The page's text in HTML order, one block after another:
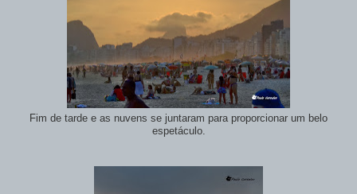
Fim de tarde e as nuvens se juntaram para proporcionar um belo
espetáculo.